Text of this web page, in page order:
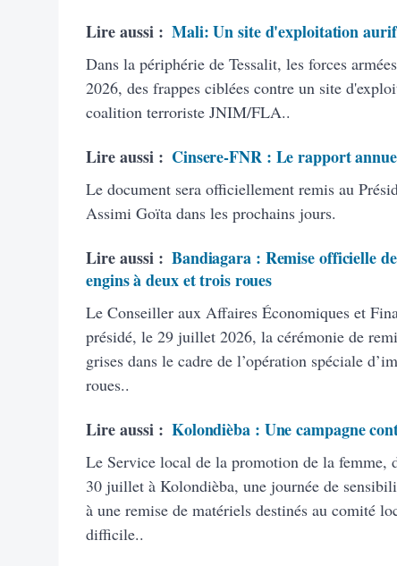
Lire aussi : Mali: Un site d'exploitation
Dans la périphérie de Tessalit, les forces
2026, des frappes ciblées contre un site
coalition terroriste JNIM/FLA..
Lire aussi : Cinsere-FNR : Le rapport
Le document sera officiellement remis au
Assimi Goïta dans les prochains jours.
Lire aussi : Bandiagara : Remise officielle
engins à deux et trois roues
Le Conseiller aux Affaires Économiques et
présidé, le 29 juillet 2026, la cérémonie de
grises dans le cadre de l’opération spéciale
roues..
Lire aussi : Kolondièba : Une campagne
Le Service local de la promotion de la femme,
30 juillet à Kolondièba, une journée de
à une remise de matériels destinés au comité
difficile..